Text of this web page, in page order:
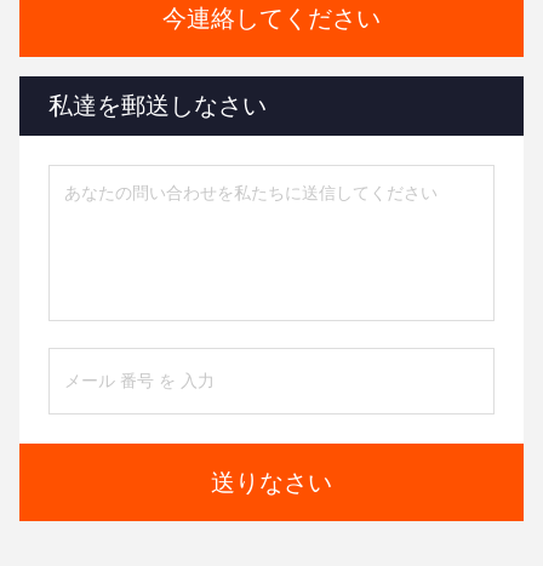
今連絡してください
私達を郵送しなさい
送りなさい